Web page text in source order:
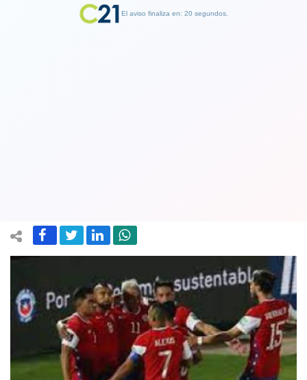
El aviso finaliza en: 19 segundos.